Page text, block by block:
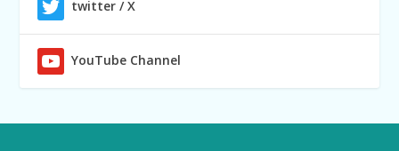
twitter / X
YouTube Channel